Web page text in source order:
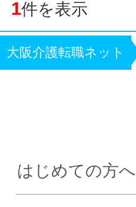
1件を表示
大阪介護転職ネット
はじめての方へ